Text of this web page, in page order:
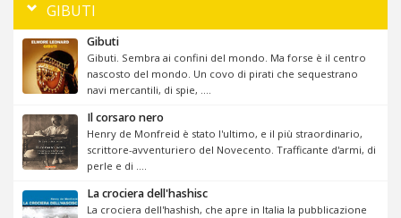
GIBUTI
Gibuti
Gibuti. Sembra ai confini del mondo. Ma forse è il centro
nascosto del mondo. Un covo di pirati che sequestrano
navi mercantili, di spie, ....
Il corsaro nero
Henry de Monfreid è stato l'ultimo, e il più straordinario,
scrittore-avventuriero del Novecento. Trafficante d'armi, di
perle e di ....
La crociera dell'hashisc
La crociera dell'hashish, che apre in Italia la pubblicazione